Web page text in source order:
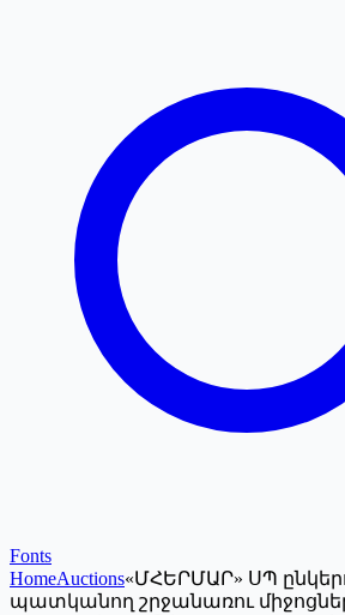
Fonts
HomeAuctions«ՄՀԵՐՄԱՐ» ՍՊ
պատկանող շրջանառու